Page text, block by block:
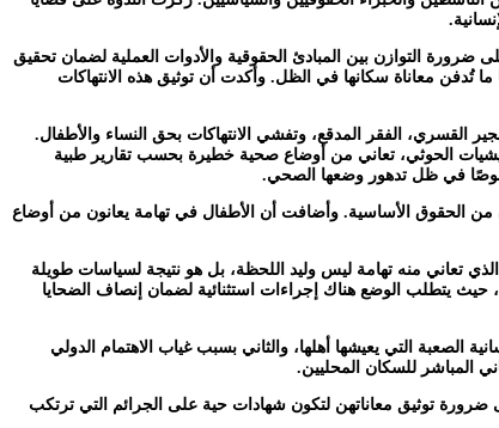
التوازن بين المبادئ الحقوقية والأدوات العملية لضمان تحقيق
تُدفن معاناة سكانها في الظل. وأكدت أن توثيق هذه الانتهاكات
القسري، الفقر المدقع، وتفشي الانتهاكات بحق النساء والأطفال.
الحوثي، تعاني من أوضاع صحية خطيرة بحسب تقارير طبية
في ظل تدهور وضعها الصحي.
من الحقوق الأساسية. وأضافت أن الأطفال في تهامة يعانون من أوضاع
تعاني منه تهامة ليس وليد اللحظة، بل هو نتيجة لسياسات طويلة
حيث يتطلب الوضع هناك إجراءات استثنائية لضمان إنصاف الضحايا
التي يعيشها أهلها، والثاني بسبب غياب الاهتمام الدولي
المباشر للسكان المحليين.
ضرورة توثيق معاناتهن لتكون شهادات حية على الجرائم التي ترتكب